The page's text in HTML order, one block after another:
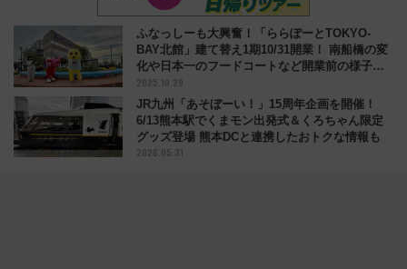
ふなっしーも大興奮！「ららぽーとTOKYO-
BAY北館」建て替え1期10/31開業！ 南船橋の変
化や日本一のフードコートなど開業前の様子を
公開
2025.10.29
JR九州「あそぼーい！」15周年企画を開催！
6/13熊本駅でくまモン出発式＆くろちゃん限定
グッズ登場 熊本DCと連携したおトクな情報も
2026.05.31